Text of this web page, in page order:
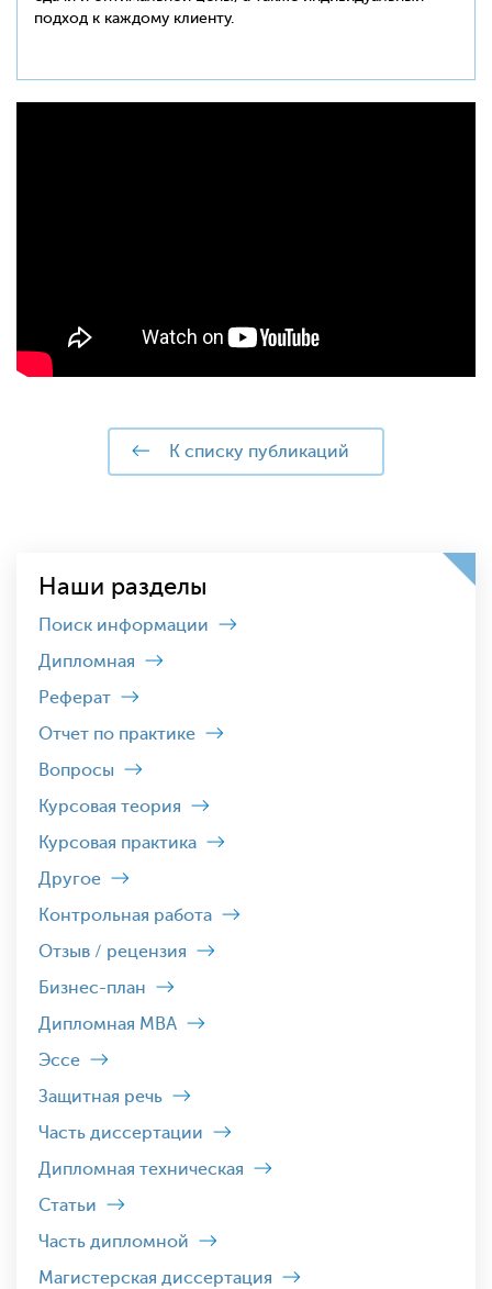
подход к каждому клиенту.
к списку публикаций
Наши разделы
Поиск информации
Дипломная
Реферат
Отчет по практике
Вопросы
Курсовая теория
Курсовая практика
Другое
Контрольная работа
Отзыв / рецензия
Бизнес-план
Дипломная MBA
Эссе
Защитная речь
Часть диссертации
Дипломная техническая
Статьи
Часть дипломной
Магистерская диссертация